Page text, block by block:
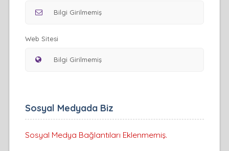
Web Sitesi
Sosyal Medyada Biz
Sosyal Medya Bağlantıları Eklenmemiş.